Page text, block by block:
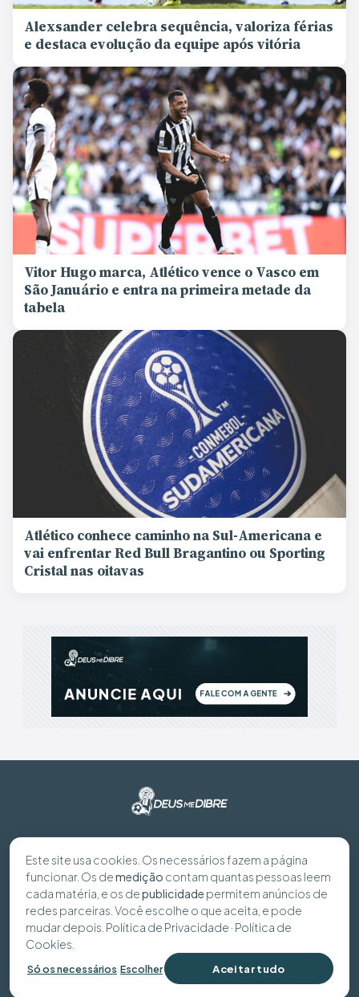
Alexsander celebra sequência, valoriza férias
e destaca evolução da equipe após vitória
Vitor Hugo marca, Atlético vence o Vasco em
São Januário e entra na primeira metade da
tabela
Atlético conhece caminho na Sul-Americana e
vai enfrentar Red Bull Bragantino ou Sporting
Cristal nas oitavas
Preferências de cookies
Política de Privacidade Política de Cookies Seus dados
Este site usa cookies. Os necessários fazem a página
funcionar. Os demedição contam quantas pessoas leem
cada matéria, e os depublicidade permitem anúncios de
redes parceiras. Você escolhe o que aceita, e pode
mudar depois. Política de Privacidade · Política de
Cookies.
Só os necessários Escolher Aceitar tudo